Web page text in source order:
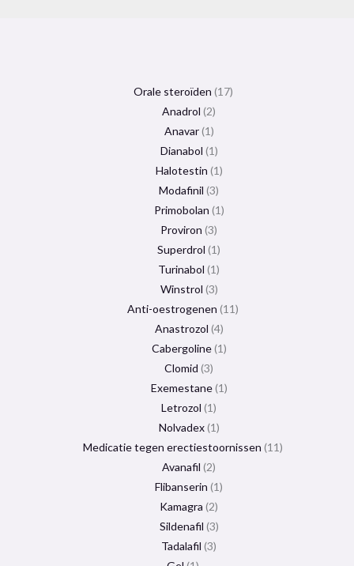
Orale steroïden 17
Anadrol 2
Anavar 1
Dianabol 1
Halotestin 1
Modafinil 3
Primobolan 1
Proviron 3
Superdrol 1
Turinabol 1
Winstrol 3
Anti-oestrogenen 11
Anastrozol 4
Cabergoline 1
Clomid 3
Exemestane 1
Letrozol 1
Nolvadex 1
Medicatie tegen erectiestoornissen 11
Avanafil 2
Flibanserin 1
Kamagra 2
Sildenafil 3
Tadalafil 3